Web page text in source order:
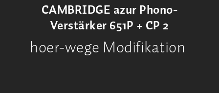
CAMBRIDGE azur Phono-
Verstärker 651P + CP 2
hoer-wege Modifikation